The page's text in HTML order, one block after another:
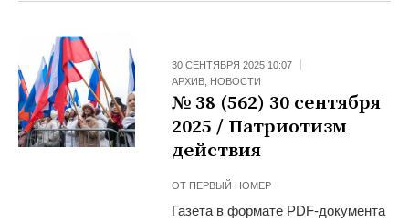
30 СЕНТЯБРЯ 2025 10:07
АРХИВ, НОВОСТИ
№ 38 (562) 30 сентября
2025 / Патриотизм
действия
ОТ ПЕРВЫЙ НОМЕР
Газета в формате PDF-документа